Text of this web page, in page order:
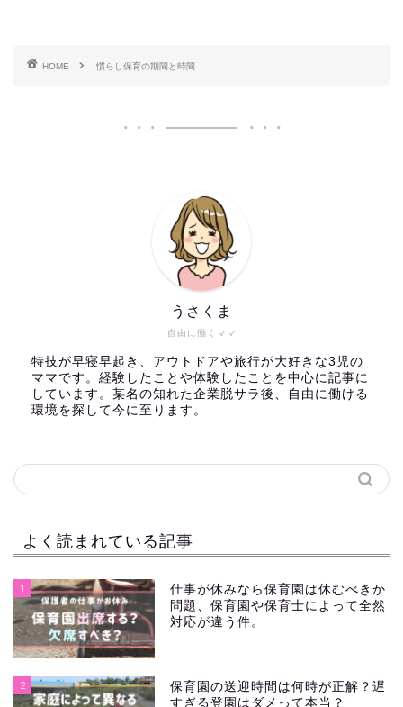
HOME 慣らし保育の期間と時間
自由に働くママ
うさくま
特技が早寝早起き、アウトドアや旅行が大好きな3児の
ママです。経験したことや体験したことを中心に記事に
しています。某名の知れた企業脱サラ後、自由に働ける
環境を探して今に至ります。
よく読まれている記事
1
仕事が休みなら保育園は休むべきか
問題、保育園や保育士によって全然
対応が違う件。
2
保育園の送迎時間は何時が正解？遅
すぎる登園はダメって本当？